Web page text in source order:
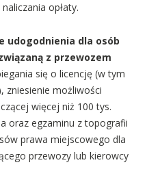
opłaty.
udogodnienia dla osób
z przewozem
się o licencję (w tym
zniesienie możliwości
więcej niż 100 tys.
oraz egzaminu z topografii
prawa miejscowego dla
przewozy lub kierowcy